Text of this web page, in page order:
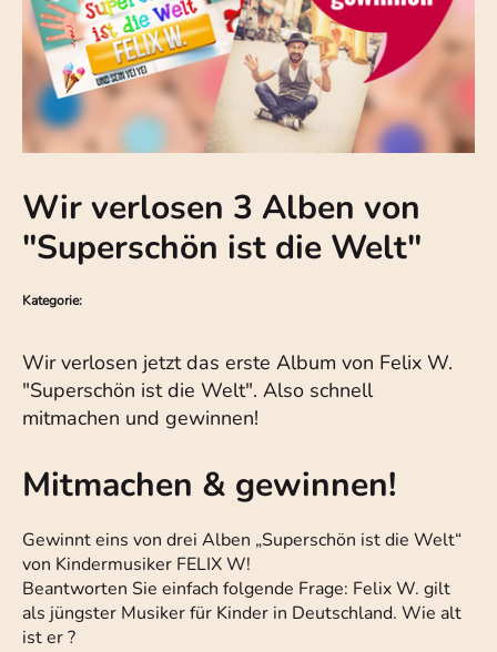
Wir verlosen 3 Alben von
"Superschön ist die Welt"
Kategorie:
Wir verlosen jetzt das erste Album von Felix W.
"Superschön ist die Welt". Also schnell
mitmachen und gewinnen!
Mitmachen & gewinnen!
Gewinnt eins von drei Alben „Superschön ist die Welt“
von Kindermusiker FELIX W!
Beantworten Sie einfach folgende Frage: Felix W. gilt
als jüngster Musiker für Kinder in Deutschland. Wie alt
ist er ?